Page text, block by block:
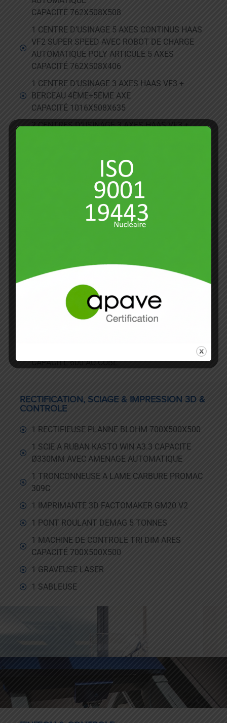
CAPACITÉ 762X508X508
1 CENTRE D’USINAGE 5 AXES CONTINUS HAAS
VF2 SUPER SPEED AVEC ROBOT DE CHARGE
AUTOMATIQUE POLY ARTICULE 5 AXES
CAPACITÉ 762X508X406
1 CENTRE D'USINAGE 3 AXES HAAS VF3 +
BERCEAU 4ÈME+5ÈME AXE
CAPACITÉ 1016X508X635
2 CENTRES D'USINAGE 3 AXES HAAS VF3 +
1 CENTRE D'USINAGE 3 AXES HAAS VF2 +
DIVISEUR 4EME AXE
CAPACITÉ 762X508X406
1 CENTRE D'USINAGE 3 AXES FIRST CAPACITÉ
1020X510X510
CAPACITÉ 760X450X510
CENTRE D’USINAGE 4 AXES AVEC DIVISEUR
VTC300 C2 MAZAK
CAPACITÉ 1760X760X800
1 CENTRES D’USINAGE JOHNFORD 5 AXES
CAPACITÉ 600 AU CUBE
RECTIFICATION, SCIAGE & IMPRESSION 3D &
CONTROLE
1 RECTIFIEUSE PLANNE BLOHM 700X500X500
1 SCIE A RUBAN KASTO WIN A3.3 CAPACITE
Ø330MM AVEC AMENAGE AUTOMATIQUE
1 TRONCONNEUSE A LAME CARBURE PROMAC
309C
1 IMPRIMANTE 3D FACTOMAKER GM20 V2
1 PONT ROULANT DEMAG 5 TONNES
1 MACHINE DE CONTROLE TRI DIM ARES
CAPACITÉ 700X500X500
1 GRAVEUSE LASER
1 SABLEUSE